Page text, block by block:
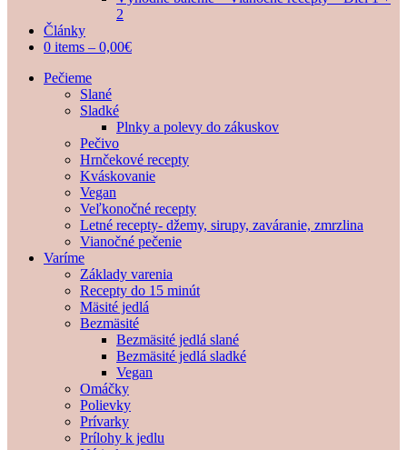
2
Články
0 items – 0,00€
Pečieme
Slané
Sladké
Plnky a polevy do zákuskov
Pečivo
Hrnčekové recepty
Kváskovanie
Vegan
Veľkonočné recepty
Letné recepty- džemy, sirupy, zaváranie, zmrzlina
Vianočné pečenie
Varíme
Základy varenia
Recepty do 15 minút
Mäsité jedlá
Bezmäsité
Bezmäsité jedlá slané
Bezmäsité jedlá sladké
Vegan
Omáčky
Polievky
Prívarky
Prílohy k jedlu